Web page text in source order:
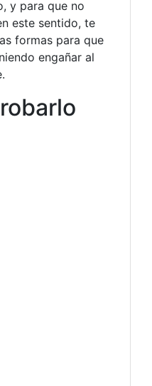
y para que no
este sentido, te
formas para que
engañar al